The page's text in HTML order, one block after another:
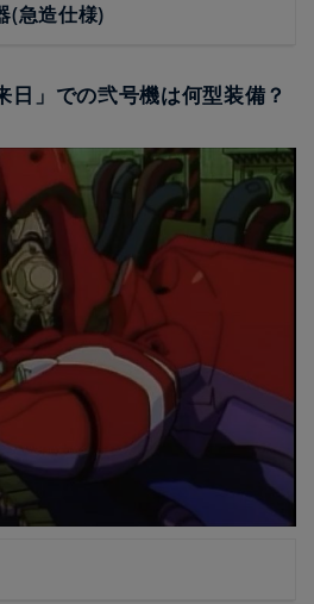
(急造仕様)
日」での弐号機は何型装備？